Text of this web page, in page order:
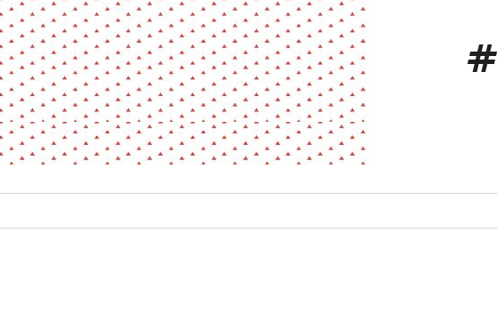
Revue de presse Vidéo